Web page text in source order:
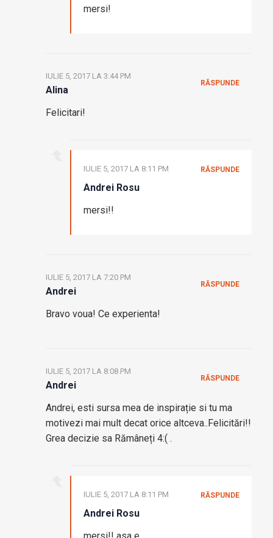
mersi!
Alina
IULIE 5, 2017 LA 3:44 PM
Felicitari!
RĂSPUNDE
Andrei Rosu
IULIE 5, 2017 LA 8:11 PM
mersi!!
RĂSPUNDE
Andrei
IULIE 5, 2017 LA 7:20 PM
Bravo voua! Ce experienta!
RĂSPUNDE
Andrei
IULIE 5, 2017 LA 8:08 PM
Andrei, esti sursa mea de inspirație si tu ma
motivezi mai mult decat orice altceva..Felicitări!!
Grea decizie sa Rămâneți 4:( .
RĂSPUNDE
Andrei Rosu
IULIE 5, 2017 LA 8:11 PM RĂSPUNDE